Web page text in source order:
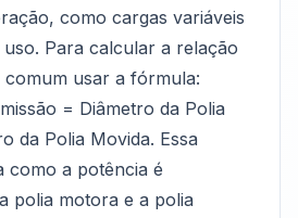
como cargas variáveis
Para calcular a relação
comum usar a fórmula:
= Diâmetro da Polia
da Polia Movida. Essa
como a potência é
polia motora e a polia